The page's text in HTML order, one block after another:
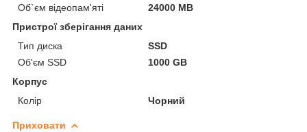
Об`єм відеопам'яті
24000 MB
Пристрої зберігання даних
Тип диска
SSD
Об'єм SSD
1000 GB
Корпус
Колір
Чорний
Приховати